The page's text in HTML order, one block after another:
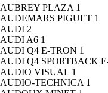
AUBREY PLAZA 1
AUDEMARS PIGUET 1
AUDI 2
AUDI A6 1
AUDI Q4 E-TRON 1
AUDI Q4 SPORTBACK
AUDIO VISUAL 1
AUDIO-TECHNICA 1